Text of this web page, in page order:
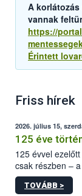
A
vannak
https://
Érintett
Friss hírek
2026. július 15,
125 éve
125 évvel
csak részben –
állomás a Kis
tervezett új
TOVÁBB >